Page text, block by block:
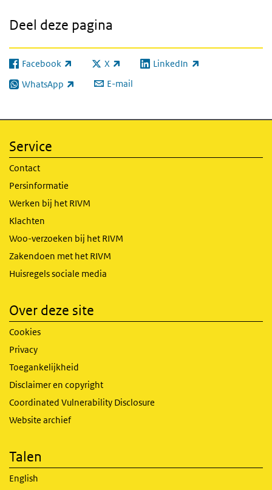
Deel deze pagina
Facebook
(externe link) X
(externe link) LinkedIn
(externe link)
WhatsApp
(externe link) E-mail
Service
Contact
Persinformatie
Werken bij het RIVM
Klachten
Woo-verzoeken bij het RIVM
Zakendoen met het RIVM
Huisregels sociale media
Over deze site
Cookies
Privacy
Toegankelijkheid
Disclaimer en copyright
Coordinated Vulnerability Disclosure
Website archief
Talen
English